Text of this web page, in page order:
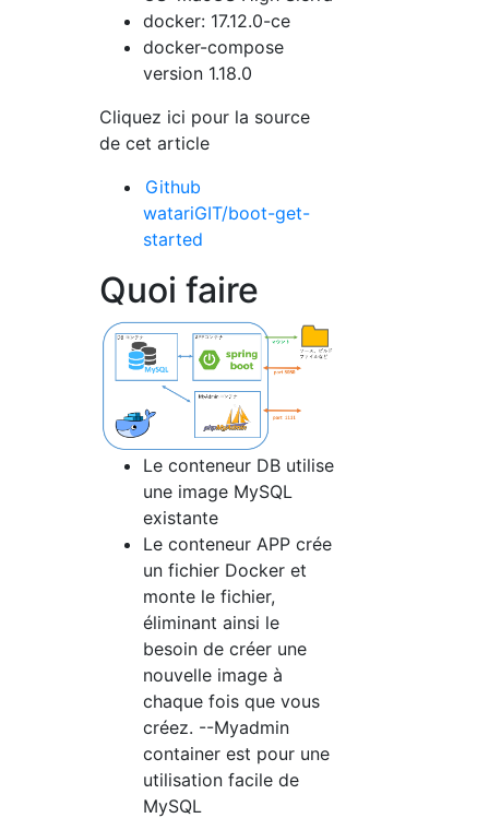
docker: 17.12.0-ce
docker-compose
version 1.18.0
Cliquez ici pour la source
de cet article
Github
watariGIT/boot-get-
started
Quoi faire
Le conteneur DB utilise
une image MySQL
existante
Le conteneur APP crée
un fichier Docker et
monte le fichier,
éliminant ainsi le
besoin de créer une
nouvelle image à
chaque fois que vous
créez. --Myadmin
container est pour une
utilisation facile de
MySQL